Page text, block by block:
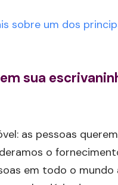
sobre um dos
sua
as pessoas
o
em todo o